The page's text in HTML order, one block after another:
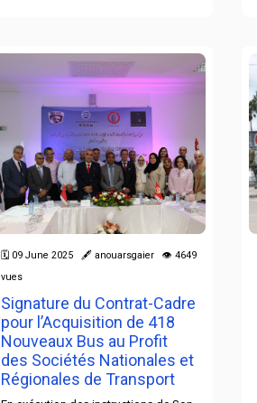
🗓 09 June 2025 🖋 anouarsgaier 👁 4649
vues
Signature du Contrat-Cadre
pour l’Acquisition de 418
Nouveaux Bus au Profit
des Sociétés Nationales et
Régionales de Transport